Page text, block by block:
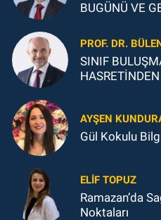
BUGÜNÜ VE
PROF. DR.
SINIF
AYŞEN
Gül Kokulu
ELIF TOPUZ
Ramazan’da
Noktaları